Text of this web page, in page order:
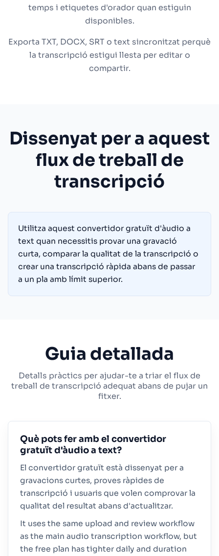
temps i etiquetes d'orador quan estiguin
disponibles.
Exporta TXT, DOCX, SRT o text sincronitzat perquè
la transcripció estigui llesta per editar o
compartir.
Dissenyat per a aquest
flux de treball de
transcripció
Utilitza aquest convertidor gratuït d'àudio a
text quan necessitis provar una gravació
curta, comparar la qualitat de la transcripció o
crear una transcripció ràpida abans de passar
a un pla amb límit superior.
Guia detallada
Detalls pràctics per ajudar-te a triar el flux de
treball de transcripció adequat abans de pujar un
fitxer.
Què pots fer amb el convertidor
gratuït d'àudio a text?
El convertidor gratuït està dissenyat per a
gravacions curtes, proves ràpides de
transcripció i usuaris que volen comprovar la
qualitat del resultat abans d'actualitzar.
It uses the same upload and review workflow
as the main audio transcription workflow, but
the free plan has tighter daily and duration